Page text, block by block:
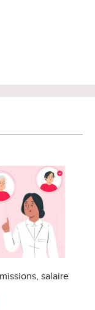
salaire